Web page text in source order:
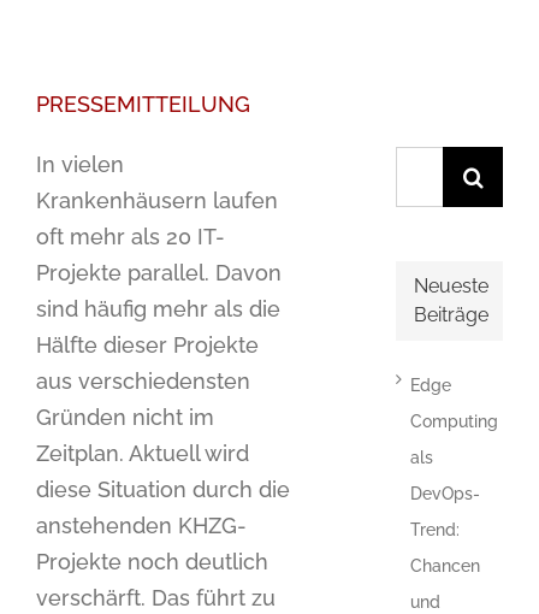
PRESSEMITTEILUNG
In vielen
Krankenhäusern laufen
oft mehr als 20 IT-
Projekte parallel. Davon
sind häufig mehr als die
Hälfte dieser Projekte
aus verschiedensten
Gründen nicht im
Zeitplan. Aktuell wird
diese Situation durch die
anstehenden KHZG-
Projekte noch deutlich
verschärft. Das führt zu
Neueste
Beiträge
Edge
Computing
als
DevOps-
Trend:
Chancen
und